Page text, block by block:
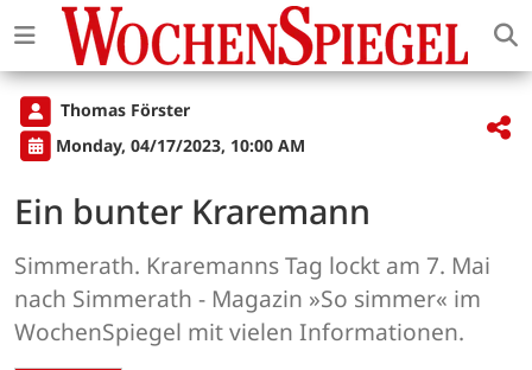
Thomas Förster
Monday, 04/17/2023, 10:00 AM
Ein bunter Kraremann
Simmerath. Kraremanns Tag lockt am 7. Mai
nach Simmerath - Magazin »So simmer« im
WochenSpiegel mit vielen Informationen.